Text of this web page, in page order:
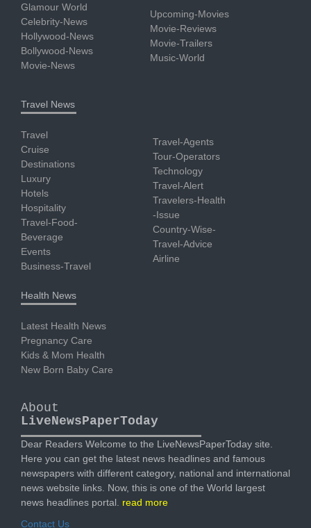
Glamour World
Celebrity-News
Hollywood-News
Bollywood-News
Movie-News
Upcoming-Movies
Movie-Reviews
Movie-Trailers
Music-World
Travel News
Travel
Cruise
Destinations
Luxury
Hotels
Hospitality
Travel-Food-
Beverage
Events
Business-Travel
Travel-Agents
Tour-Operators
Technology
Travel-Alert
Travelers-Health
-Issue
Country-Wise-
Travel-Advice
Airline
Health News
Latest Health News
Pregnancy Care
Kids & Mom Health
New Born Baby Care
About
LiveNewsPaperToday
Dear Readers Welcome to the LiveNewsPaperToday site.
Here you can get the latest news headlines and famous
newspapers with different category, national and international
news website links. Now, this is one of the World largest
news headlines portal. read more
Contact Us